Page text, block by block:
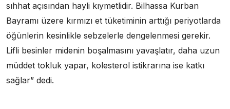
sıhhat açısından hayli kıymetlidir. Bilhassa Kurban
Bayramı üzere kırmızı et tüketiminin arttığı periyotlarda
öğünlerin kesinlikle sebzelerle dengelenmesi gerekir.
Lifli besinler midenin boşalmasını yavaşlatır, daha uzun
müddet tokluk yapar, kolesterol istikrarına ise katkı
sağlar” dedi.